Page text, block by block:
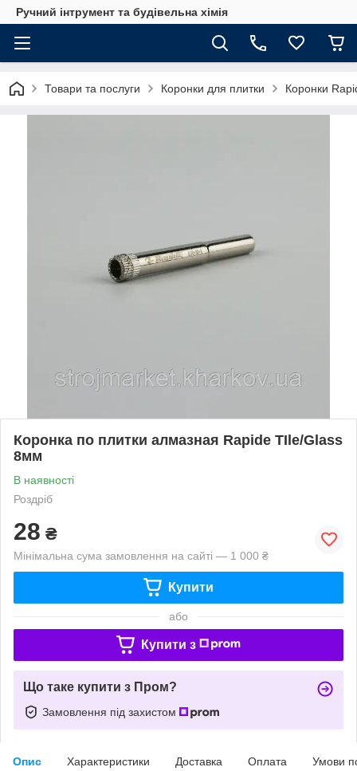
Ручний інтрумент та будівельна хімія
Товари та послуги Коронки для плитки Коронки
Коронка по плитки алмазная Rapide TIle/Glass
8мм
В наявності
Роздріб
28 ₴
Мінімальна сума замовлення на сайті — 1 000 ₴
Купити
або
Купити з
Що таке купити з Пром?
Замовлення під захистом
Опис Характеристики Доставка Оплата Умови